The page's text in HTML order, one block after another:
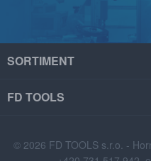
SORTIMENT
FD TOOLS
© 2026 FD TOOLS s.r.o. -